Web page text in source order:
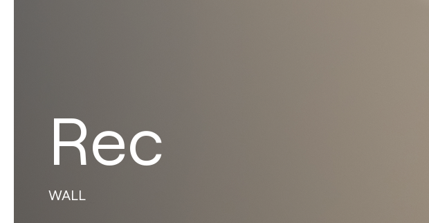
Rec
WALL